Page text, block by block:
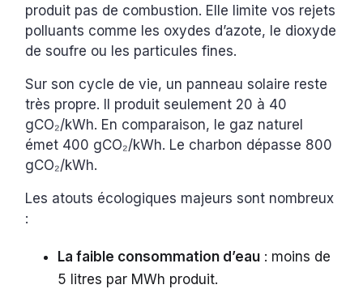
produit pas de combustion. Elle limite vos rejets
polluants comme les oxydes d’azote, le dioxyde
de soufre ou les particules fines.
Sur son cycle de vie, un panneau solaire reste
très propre. Il produit seulement 20 à 40
gCO₂/kWh. En comparaison, le gaz naturel
émet 400 gCO₂/kWh. Le charbon dépasse 800
gCO₂/kWh.
Les atouts écologiques majeurs sont nombreux
:
La faible consommation d’eau : moins de
5 litres par MWh produit.